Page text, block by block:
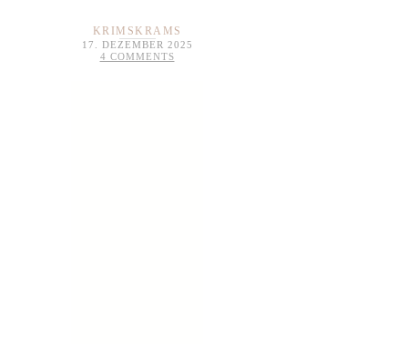
KRIMSKRAMS
17. DEZEMBER 2025
4 COMMENTS